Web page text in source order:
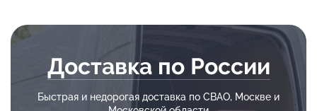
Доставка по России
Быстрая и недорогая доставка по СВАО, Москве и